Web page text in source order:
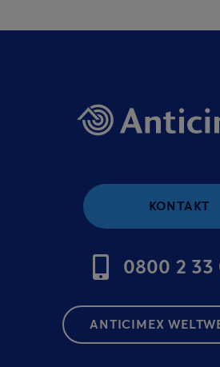
KONTAKT
0800 2 33
ANTICIMEX